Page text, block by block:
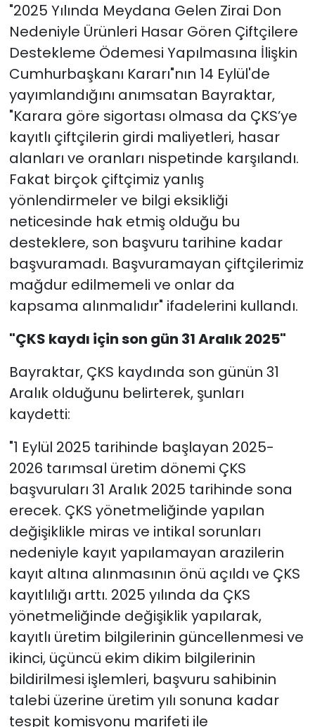
"2025 Yılında Meydana Gelen Zirai Don
Nedeniyle Ürünleri Hasar Gören Çiftçilere
Destekleme Ödemesi Yapılmasına İlişkin
Cumhurbaşkanı Kararı"nın 14 Eylül'de
yayımlandığını anımsatan Bayraktar,
"Karara göre sigortası olmasa da ÇKS’ye
kayıtlı çiftçilerin girdi maliyetleri, hasar
alanları ve oranları nispetinde karşılandı.
Fakat birçok çiftçimiz yanlış
yönlendirmeler ve bilgi eksikliği
neticesinde hak etmiş olduğu bu
desteklere, son başvuru tarihine kadar
başvuramadı. Başvuramayan çiftçilerimiz
mağdur edilmemeli ve onlar da
kapsama alınmalıdır" ifadelerini kullandı.
"ÇKS kaydı için son gün 31 Aralık 2025"
Bayraktar, ÇKS kaydında son günün 31
Aralık olduğunu belirterek, şunları
kaydetti:
"1 Eylül 2025 tarihinde başlayan 2025-
2026 tarımsal üretim dönemi ÇKS
başvuruları 31 Aralık 2025 tarihinde sona
erecek. ÇKS yönetmeliğinde yapılan
değişiklikle miras ve intikal sorunları
nedeniyle kayıt yapılamayan arazilerin
kayıt altına alınmasının önü açıldı ve ÇKS
kayıtlılığı arttı. 2025 yılında da ÇKS
yönetmeliğinde değişiklik yapılarak,
kayıtlı üretim bilgilerinin güncellenmesi ve
ikinci, üçüncü ekim dikim bilgilerinin
bildirilmesi işlemleri, başvuru sahibinin
talebi üzerine üretim yılı sonuna kadar
tespit komisyonu marifeti ile